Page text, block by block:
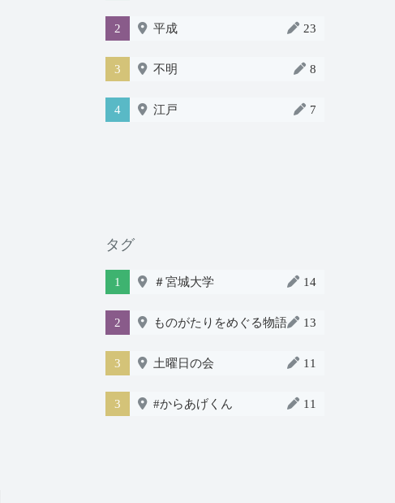
2 平成 23
3 不明 8
4 江戸 7
タグ
1 ＃宮城大学 14
2 ものがたりをめぐる物語 13
3 土曜日の会 11
3 #からあげくん 11